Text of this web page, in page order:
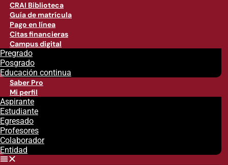
CRAI Biblioteca
Guía de matrícula
Pago en línea
Citas financieras
Campus digital
Pregrado
Posgrado
Educación continua
Saber Pro
Mi perfil
Aspirante
Estudiante
Egresado
Profesores
Colaborador
Entidad